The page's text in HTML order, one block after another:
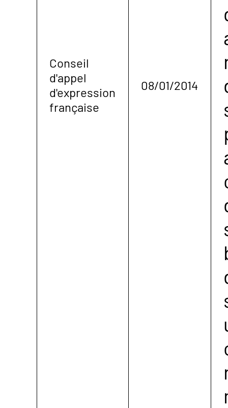
Conseil
d'appel
d'expression
française
08/01/2014